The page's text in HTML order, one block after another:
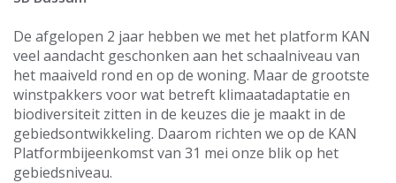
De afgelopen 2 jaar hebben we met het platform KAN
veel aandacht geschonken aan het schaalniveau van
het maaiveld rond en op de woning. Maar de grootste
winstpakkers voor wat betreft klimaatadaptatie en
biodiversiteit zitten in de keuzes die je maakt in de
gebiedsontwikkeling. Daarom richten we op de KAN
Platformbijeenkomst van 31 mei onze blik op het
gebiedsniveau.